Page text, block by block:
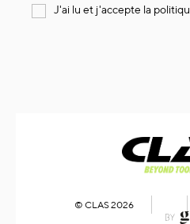
an:
J'ai lu et j'accepte la
© CLAS 2026